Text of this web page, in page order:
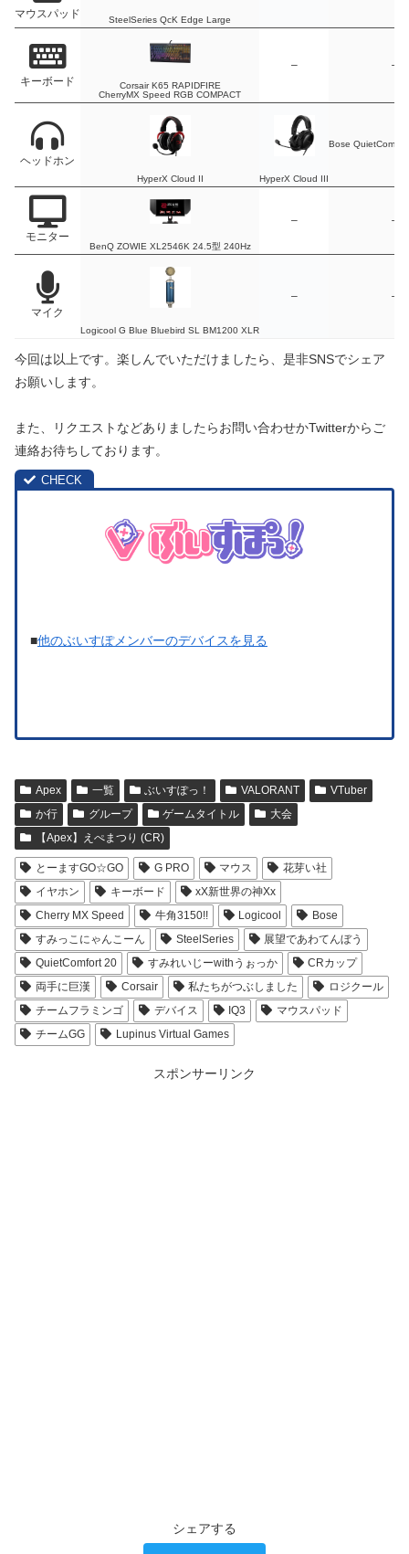
マウスパッド SteelSeries QcK Edge Large
キーボード
Corsair K65 RAPIDFIRE
CherryMX Speed RGB COMPACT
– –
ヘッドホン
HyperX Cloud II HyperX Cloud III
Bose
モニター
BenQ ZOWIE XL2546K 24.5型 240Hz
– –
マイク
Logicool G Blue Bluebird SL BM1200 XLR
– –
今回は以上です。楽しんでいただけましたら、是非SNSでシェア
お願いします。
また、リクエストなどありましたらお問い合わせかTwitterからご
連絡お待ちしております。
■他のぶいすぽメンバーのデバイスを見る
Apex 一覧 ぶいすぽっ！ VALORANT
VTuber
か行
グループ ゲームタイトル
大会
【Apex】えぺまつり (CR)
とーますGO☆GO G PRO マウス
花芽い社
イヤホン
キーボード
xX新世界の神Xx
Cherry MX Speed
牛角3150!! Logicool
Bose
すみっこにゃんこーん
SteelSeries
展望であわてんぼう
QuietComfort 20
すみれいじーwithうぉっか
CRカップ
両手に巨漢
Corsair 私たちがつぶしました
ロジクール
チームフラミンゴ
デバイス IQ3
マウスパッド
チームGG
Lupinus Virtual Games
スポンサーリンク
シェアする